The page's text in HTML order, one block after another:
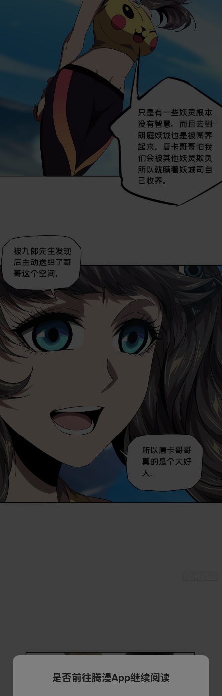
是否前往腾漫App继续阅读